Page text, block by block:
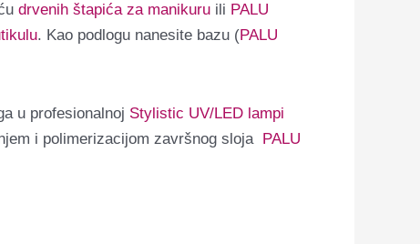
drvenih štapića za manikuru ili PALU
. Kao podlogu nanesite bazu (PALU
u profesionalnoj Stylistic UV/LED lampi
i polimerizacijom završnog sloja PALU